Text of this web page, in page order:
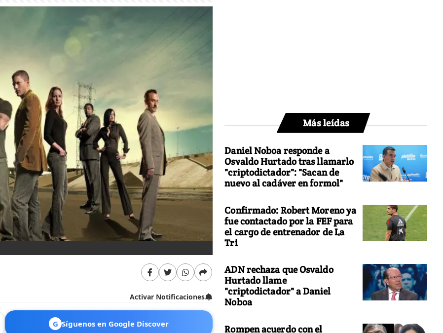
Activar Notificaciones
G Síguenos en Google Discover
Más leídas
Daniel Noboa responde a
Osvaldo Hurtado tras llamarlo
"criptodictador": "Sacan de
nuevo al cadáver en formol"
Confirmado: Robert Moreno ya
fue contactado por la FEF para
el cargo de entrenador de La
Tri
ADN rechaza que Osvaldo
Hurtado llame
"criptodictador" a Daniel
Noboa
Rompen acuerdo con el